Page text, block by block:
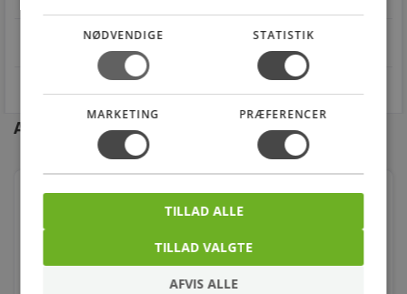
4.1 på Trustpilot 11,691 anmeldelser
Andre kunder købte også
Georg Fischer nippelmuffe sort 1.1/2 - 3/4''
35,00 kr.
NØDVENDIGE STATISTIK
MARKETING PRÆFERENCER
TILLAD VALGTE
TILLAD ALLE
AFVIS ALLE